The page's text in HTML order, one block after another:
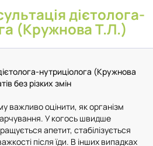
дієтолога-
(Кружнова Т.Л.)
нутриціолога (Кружнова
без різких змін
важливо оцінити, як організм
У когось швидше
апетит, стабілізується
після їди. В інших випадках